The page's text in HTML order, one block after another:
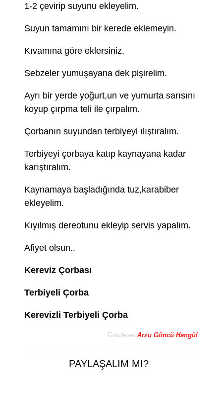
1-2 çevirip suyunu ekleyelim.
Suyun tamamını bir kerede eklemeyin.
Kıvamına göre eklersiniz.
Sebzeler yumuşayana dek pişirelim.
Ayrı bir yerde yoğurt,un ve yumurta sarısını
koyup çırpma teli ile çırpalım.
Çorbanın suyundan terbiyeyi ılıştıralım.
Terbiyeyi çorbaya katıp kaynayana kadar
karıştıralım.
Kaynamaya başladığında tuz,karabiber
ekleyelim.
Kıyılmış dereotunu ekleyip servis yapalım.
Afiyet olsun..
Kereviz Çorbası
Terbiyeli Çorba
Kerevizli Terbiyeli Çorba
Gönderen Arzu Göncü Hangül
PAYLAŞALIM MI?